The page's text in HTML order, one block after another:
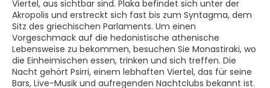
Viertel, aus sichtbar sind. Plaka befindet sich unter der
Akropolis und erstreckt sich fast bis zum Syntagma, dem
Sitz des griechischen Parlaments. Um einen
Vorgeschmack auf die hedonistische athenische
Lebensweise zu bekommen, besuchen Sie Monastiraki, wo
die Einheimischen essen, trinken und sich treffen. Die
Nacht gehört Psirri, einem lebhaften Viertel, das für seine
Bars, Live-Musik und aufregenden Nachtclubs bekannt ist.